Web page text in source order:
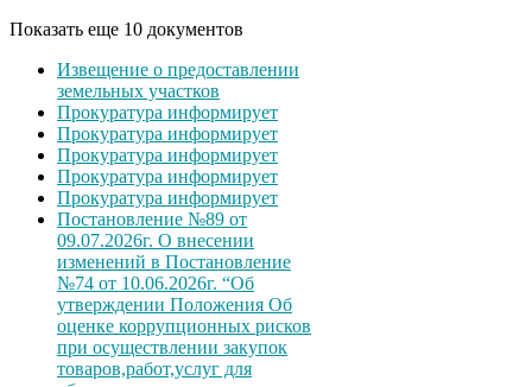
Показать еще 10 документов
Извещение о предоставлении
земельных участков
Прокуратура информирует
Прокуратура информирует
Прокуратура информирует
Прокуратура информирует
Прокуратура информирует
Постановление №89 от
09.07.2026г. О внесении
изменений в Постановление
№74 от 10.06.2026г. “Об
утверждении Положения Об
оценке коррупционных рисков
при осуществлении закупок
товаров,работ,услуг для